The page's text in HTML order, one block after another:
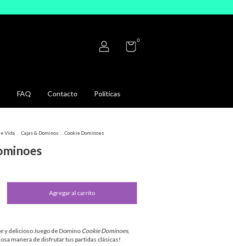
0
FAQ Contacto Políticas
Vida Cajas & Dominos Cookie Dominoes
y delicioso Juego de DominoCookie Dominoes,
manera de disfrutar tus partidas clásicas!